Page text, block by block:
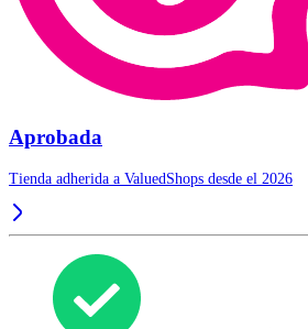
Aprobada
Tienda adherida a ValuedShops desde el 2026